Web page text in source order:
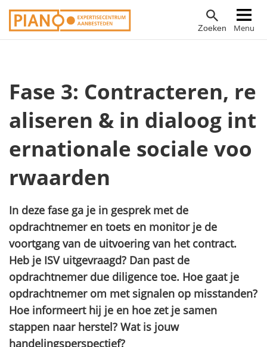
Overslaan
en
gaan
Zoeken Menu
Hoofdnavigatie
Fase 3: Contracteren, re
aliseren & in dialoog int
ernationale sociale voo
rwaarden
In deze fase ga je in gesprek met de
opdrachtnemer en toets en monitor je de
voortgang van de uitvoering van het contract.
Heb je ISV uitgevraagd? Dan past de
opdrachtnemer due diligence toe. Hoe gaat je
opdrachtnemer om met signalen op misstanden?
Hoe informeert hij je en hoe zet je samen
stappen naar herstel? Wat is jouw
handelingsperspectief?